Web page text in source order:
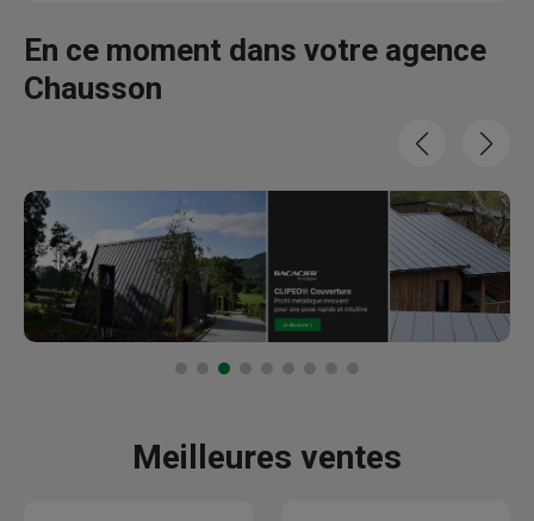
En ce moment dans votre agence
Chausson
Meilleures ventes